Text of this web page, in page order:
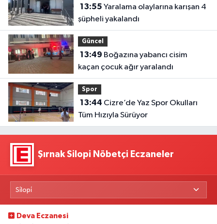
13:55
şüpheli yakalandı
Güncel
13:49
kaçan çocuk ağır yaralandı
Spor
13:44
Tüm Hızıyla Sürüyor
Şırnak Silopi Nöbetçi Eczaneler
Deva Eczanesi